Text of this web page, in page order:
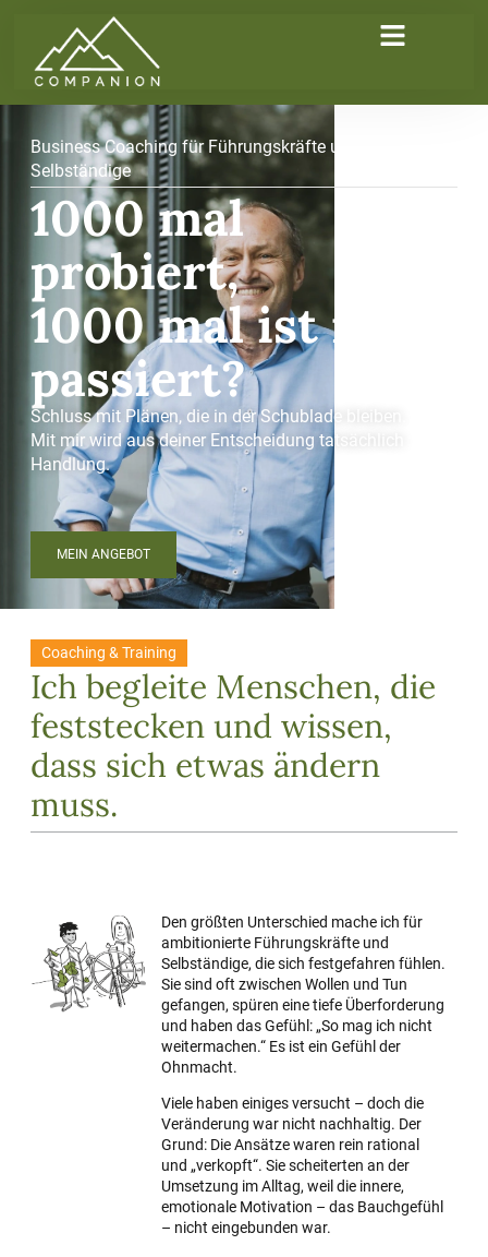
Business Coaching für Führungskräfte und
Selbständige
1000 mal
probiert,
1000 mal ist nix
passiert?
Schluss mit Plänen, die in der Schublade bleiben.
Mit mir wird aus deiner Entscheidung tatsächlich
Handlung.
MEIN ANGEBOT
Coaching & Training
Ich begleite Menschen, die
feststecken und wissen,
dass sich etwas ändern
muss.
Den größten Unterschied mache ich für
ambitionierte Führungskräfte und
Selbständige, die sich festgefahren fühlen.
Sie sind oft zwischen Wollen und Tun
gefangen, spüren eine tiefe Überforderung
und haben das Gefühl: „So mag ich nicht
weitermachen.“ Es ist ein Gefühl der
Ohnmacht.
Viele haben einiges versucht – doch die
Veränderung war nicht nachhaltig. Der
Grund: Die Ansätze waren rein rational
und „verkopft“. Sie scheiterten an der
Umsetzung im Alltag, weil die innere,
emotionale Motivation – das Bauchgefühl
– nicht eingebunden war.